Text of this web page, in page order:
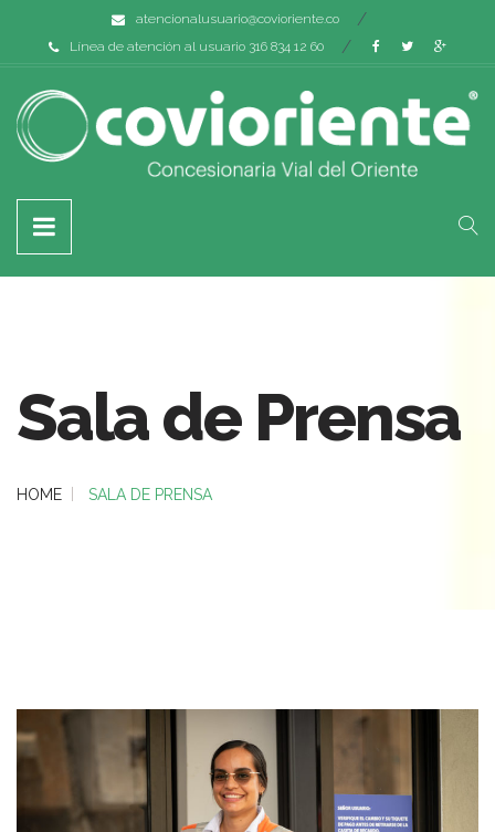
atencionalusuario@covioriente.co
Línea de atención al usuario 316 834 12 60
Sala de Prensa
HOME SALA DE PRENSA